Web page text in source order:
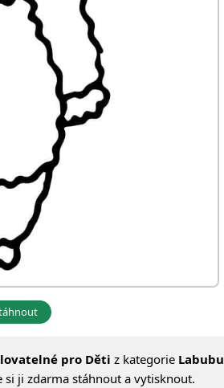
pro Děti z kategorie Labubu
si ji zdarma stáhnout a vytisknout.